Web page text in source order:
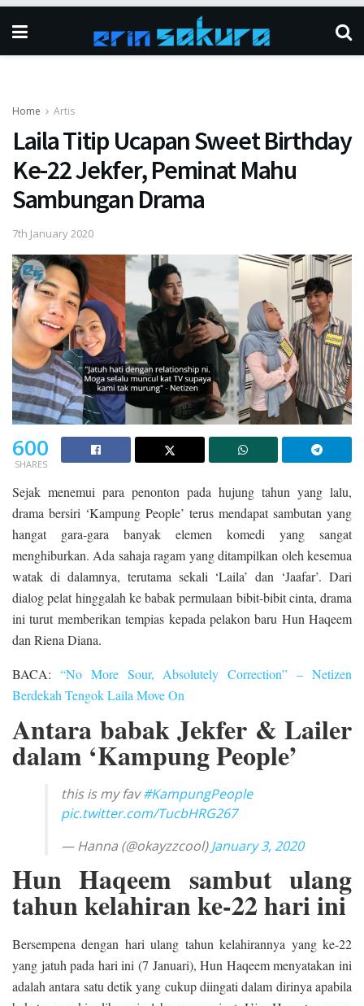
Home Artis
Laila Titip Ucapan Sweet Birthday
Ke-22 Jekfer, Peminat Mahu
Sambungan Drama
7th January 2020
600
SHARES
Sejak menemui para penonton pada hujung tahun yang lalu,
drama bersiri ‘Kampung People’ terus mendapat sambutan yang
hangat gara-gara banyak elemen komedi yang sangat
menghiburkan. Ada sahaja ragam yang ditampilkan oleh kesemua
watak di dalamnya, terutama sekali ‘Laila’ dan ‘Jaafar’. Dari
dialog pelat hinggalah ke babak permulaan bibit-bibit cinta, drama
ini turut memberikan tempias kepada pelakon baru Hun Haqeem
dan Riena Diana.
BACA: “No More Sour, Absolutely Correction” – Netizen
Berdekah Tengok Laila Move On
Antara babak Jekfer & Lailer
dalam ‘Kampung People’
this is my fav#KampungPeople
pic.twitter.com/TucbHRG267
— Hanna (@okayzzcool)January 3, 2020
Hun Haqeem sambut ulang
tahun kelahiran ke-22 hari ini
Bersempena dengan hari ulang tahun kelahirannya yang ke-22
yang jatuh pada hari ini (7 Januari), Hun Haqeem menyatakan ini
adalah antara satu detik yang cukup diingati dalam dirinya apabila